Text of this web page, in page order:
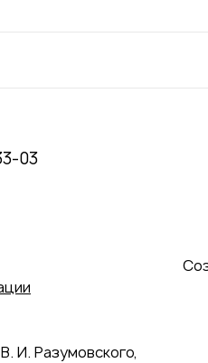
03
И. Разумовского,